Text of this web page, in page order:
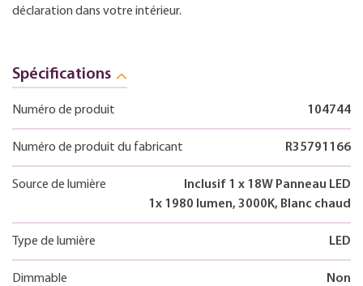
déclaration dans votre intérieur.
Spécifications
Numéro de produit 104744
Numéro de produit du fabricant R35791166
Source de lumière
Inclusif 1 x 18W Panneau LED
1x 1980 lumen, 3000K, Blanc chaud
Type de lumière LED
Dimmable Non